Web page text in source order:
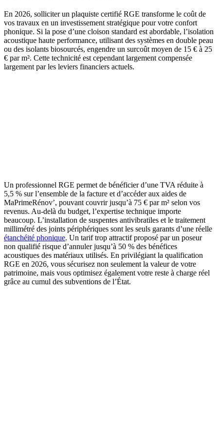
En 2026, solliciter un plaquiste certifié RGE transforme le coût de
vos travaux en un investissement stratégique pour votre confort
phonique. Si la pose d’une cloison standard est abordable, l’isolation
acoustique haute performance, utilisant des systèmes en double peau
ou des isolants biosourcés, engendre un surcoût moyen de 15 € à 25
€ par m². Cette technicité est cependant largement compensée
largement par les leviers financiers actuels.
Un professionnel RGE permet de bénéficier d’une TVA réduite à
5,5 % sur l’ensemble de la facture et d’accéder aux aides de
MaPrimeRénov’, pouvant couvrir jusqu’à 75 € par m² selon vos
revenus. Au-delà du budget, l’expertise technique importe
beaucoup. L’installation de suspentes antivibratiles et le traitement
millimétré des joints périphériques sont les seuls garants d’une réelle
étanchéité phonique. Un tarif trop attractif proposé par un poseur
non qualifié risque d’annuler jusqu’à 50 % des bénéfices
acoustiques des matériaux utilisés. En privilégiant la qualification
RGE en 2026, vous sécurisez non seulement la valeur de votre
patrimoine, mais vous optimisez également votre reste à charge réel
grâce au cumul des subventions de l’État.